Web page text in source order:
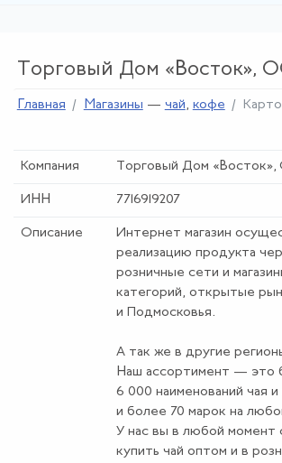
Торговый Дом «Восток»,
Главная Магазины — чай, кофе
Компания Торговый Дом
ИНН 7716919207
Описание
Интернет магазин
реализацию продукта
розничные сети и
категорий, открытые
и Подмосковья.
А так же в другие
Наш ассортимент — это
6 000 наименований чая
и более 70 марок на
У нас вы в любой момент
купить чай оптом и в